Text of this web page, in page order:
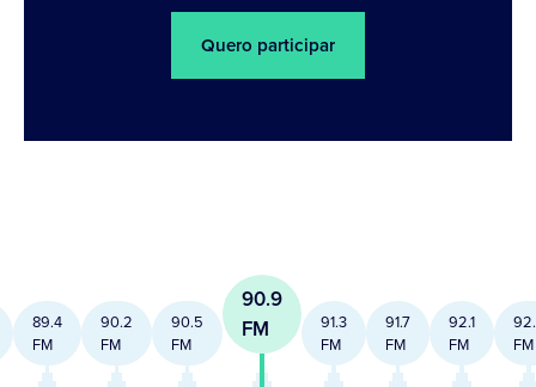
Quero participar
89.4
FM
90.2
FM
90.5
FM
90.9
FM
91.3
FM
91.7
FM
92.1
FM
FM